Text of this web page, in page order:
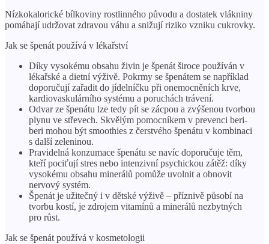
Nízkokalorické bílkoviny rostlinného původu a dostatek vlákniny
pomáhají udržovat zdravou váhu a snižují riziko vzniku cukrovky.
Jak se špenát používá v lékařství
Díky vysokému obsahu živin je špenát široce používán v
lékařské a dietní výživě. Pokrmy se špenátem se například
doporučují zařadit do jídelníčku při onemocněních krve,
kardiovaskulárního systému a poruchách trávení.
Odvar ze špenátu lze tedy pít se zácpou a zvýšenou tvorbou
plynu ve střevech. Skvělým pomocníkem v prevenci beri-
beri mohou být smoothies z čerstvého špenátu v kombinaci
s další zeleninou.
Pravidelná konzumace špenátu se navíc doporučuje těm,
kteří pociťují stres nebo intenzivní psychickou zátěž: díky
vysokému obsahu minerálů pomůže uvolnit a obnovit
nervový systém.
Špenát je užitečný i v dětské výživě – příznivě působí na
tvorbu kostí, je zdrojem vitamínů a minerálů nezbytných
pro růst.
Jak se špenát používá v kosmetologii